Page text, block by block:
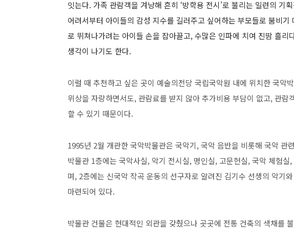
잇는다. 가족 관람객을 겨냥해 흔히 ‘방학용 전시’로 불리는 일련의 기
어려서부터 아이들의 감성 지수를 길러주고 싶어하는 부모들로 붐비
로 뛰쳐나가려는 아이들 손을 잡아끌고, 수많은 인파에 치여 진땀 흘리
생각이 나기도 한다.
이럴 때 추천하고 싶은 곳이 예술의전당 국립국악원 내에 위치한 국악
위상을 자랑하면서도, 관람료를 받지 않아 추가비용 부담이 없고, 관
할 수 있기 때문이다.
1995년 2월 개관한 국악박물관은 국악기, 국악 음반을 비롯해 국악 관
박물관 1층에는 국악사실, 악기 전시실, 명인실, 고문헌실, 국악 체험
며, 2층에는 신국악 작곡 운동의 선구자로 알려진 김기수 선생의 악기
마련되어 있다.
박물관 건물은 현대적인 외관을 갖췄으나 곳곳에 전통 건축의 색채를